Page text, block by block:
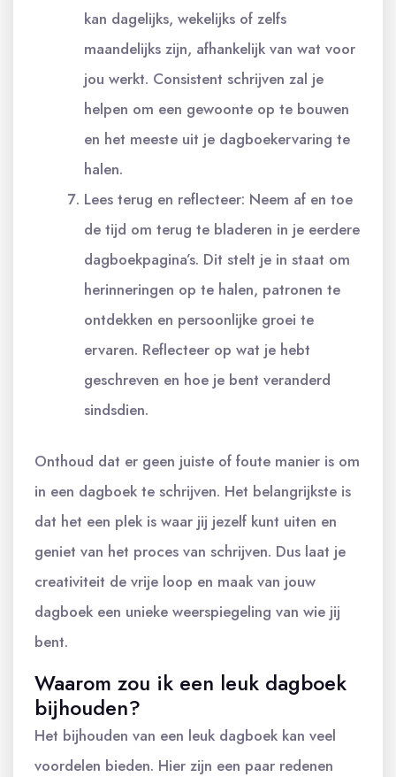
kan dagelijks, wekelijks of zelfs
maandelijks zijn, afhankelijk van wat voor
jou werkt. Consistent schrijven zal je
helpen om een gewoonte op te bouwen
en het meeste uit je dagboekervaring te
halen.
Lees terug en reflecteer: Neem af en toe
de tijd om terug te bladeren in je eerdere
dagboekpagina’s. Dit stelt je in staat om
herinneringen op te halen, patronen te
ontdekken en persoonlijke groei te
ervaren. Reflecteer op wat je hebt
geschreven en hoe je bent veranderd
sindsdien.
Onthoud dat er geen juiste of foute manier is om
in een dagboek te schrijven. Het belangrijkste is
dat het een plek is waar jij jezelf kunt uiten en
geniet van het proces van schrijven. Dus laat je
creativiteit de vrije loop en maak van jouw
dagboek een unieke weerspiegeling van wie jij
bent.
Waarom zou ik een leuk dagboek
bijhouden?
Het bijhouden van een leuk dagboek kan veel
voordelen bieden. Hier zijn een paar redenen